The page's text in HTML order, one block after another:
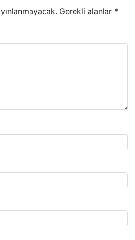
Gerekli alanlar *